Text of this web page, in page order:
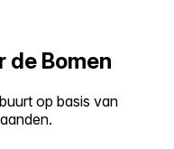
de Bomen
op basis van